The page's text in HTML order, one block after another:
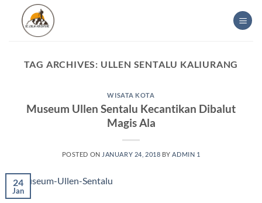
content
TAG ARCHIVES: ULLEN SENTALU KALIURANG
WISATA KOTA
Museum Ullen Sentalu Kecantikan Dibalut
Magis Ala
POSTED ON JANUARY 24, 2018 BY ADMIN 1
24
Jan